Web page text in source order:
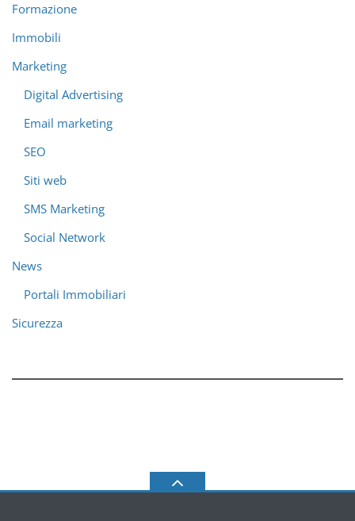
Formazione
Immobili
Marketing
Digital Advertising
Email marketing
SEO
Siti web
SMS Marketing
Social Network
News
Portali Immobiliari
Sicurezza